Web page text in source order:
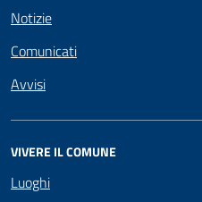
Notizie
Comunicati
Avvisi
VIVERE IL COMUNE
Luoghi